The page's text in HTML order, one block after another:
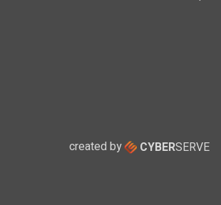
created by CYBERSERVE